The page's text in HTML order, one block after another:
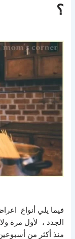
؟
فيما يلي أنواع
الجدد ، لأول مرة
منذ أكثر من